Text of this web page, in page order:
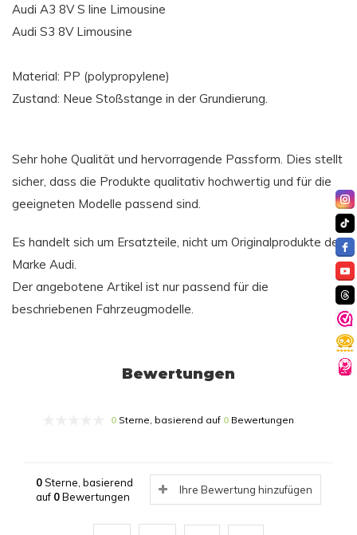
Audi A3 8V S line Limousine
Audi S3 8V Limousine
Material: PP (polypropylene)
Zustand: Neue Stoßstange in der Grundierung.
Sehr hohe Qualität und hervorragende Passform. Dies stellt
sicher, dass die Produkte qualitativ hochwertig und für die
geeigneten Modelle passend sind.
Es handelt sich um Ersatzteile, nicht um Originalprodukte der
Marke Audi.
Der angebotene Artikel ist nur passend für die
beschriebenen Fahrzeugmodelle.
Bewertungen
0 Sterne, basierend auf 0 Bewertungen
0Sterne, basierend
auf 0Bewertungen
Ihre Bewertung hinzufügen